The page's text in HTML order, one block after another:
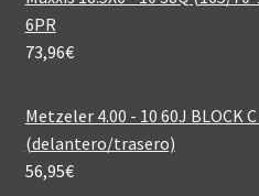
6PR
73,96€
Metzeler 4.00 - 10 60J BLOCK
(delantero/trasero)
56,95€